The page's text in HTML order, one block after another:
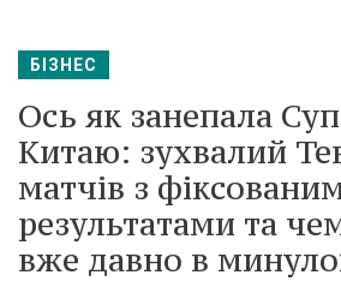
БІЗНЕС
Ось як занепала
Китаю: зухвалий
матчів з
результатами та
вже давно в